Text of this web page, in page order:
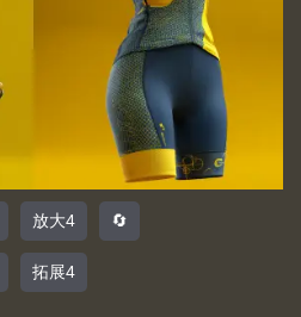
放大4 🔄
拓展4